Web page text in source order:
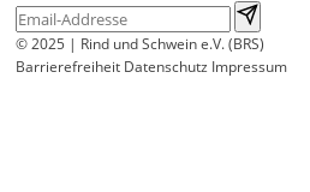
© 2025 | Rind und Schwein e.V. (BRS)
Barrierefreiheit Datenschutz Impressum